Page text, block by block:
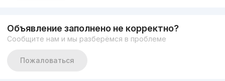
Объявление заполнено не корректно?
Сообщите нам и мы разберёмся в проблеме
Пожаловаться